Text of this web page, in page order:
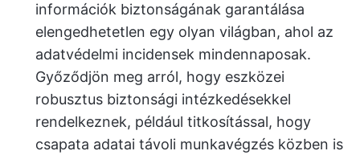
információk biztonságának garantálása
elengedhetetlen egy olyan világban, ahol az
adatvédelmi incidensek mindennaposak.
Győződjön meg arról, hogy eszközei
robusztus biztonsági intézkedésekkel
rendelkeznek, például titkosítással, hogy
csapata adatai távoli munkavégzés közben is